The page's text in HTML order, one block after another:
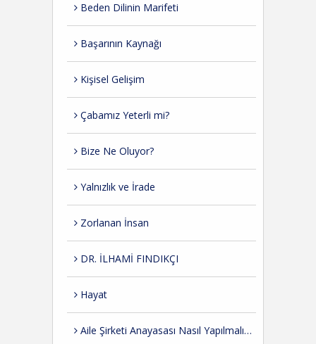
Beden Dilinin Marifeti
Başarının Kaynağı
Kişisel Gelişim
Çabamız Yeterli mi?
Bize Ne Oluyor?
Yalnızlık ve İrade
Zorlanan İnsan
DR. İLHAMİ FINDIKÇI
Hayat
Aile Şirketi Anayasası Nasıl Yapılmalıdır?